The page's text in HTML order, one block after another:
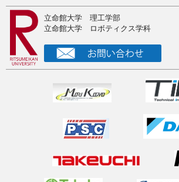
2025年10月4日
2025夏の中間発表
2025年9月7日
RSJ2025@東京で研究発表
注目！ドクター募集（奨学金付き）
Visited IIT Dynamic Legged Systems Lab
Visited DLR biped humanoid
立命館大学 理工学部
立命館大学 ロボティクス学科